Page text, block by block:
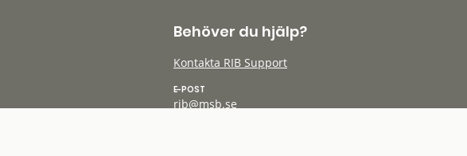
Behöver du hjälp?
Kontakta RIB Support
E-POST
rib@msb.se